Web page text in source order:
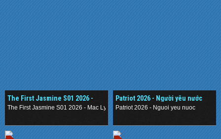
The First Jasmine S01 2026 -
Mạc Ly
The First Jasmine S01 2026 - Mac Ly
Patriot 2026 - Người yêu nước
Patriot 2026 - Nguoi yeu nuoc